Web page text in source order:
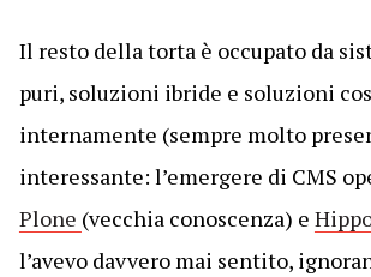
Il resto della torta è occupato da
puri, soluzioni ibride e soluzioni
internamente (sempre molto
interessante: l’emergere di CMS
Plone (vecchia conoscenza) e
l’avevo davvero mai sentito,